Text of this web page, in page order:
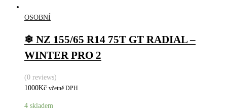
OSOBNÍ
❄ NZ 155/65 R14 75T GT RADIAL –
WINTER PRO 2
(0 reviews)
1000Kč včetně DPH
4 skladem